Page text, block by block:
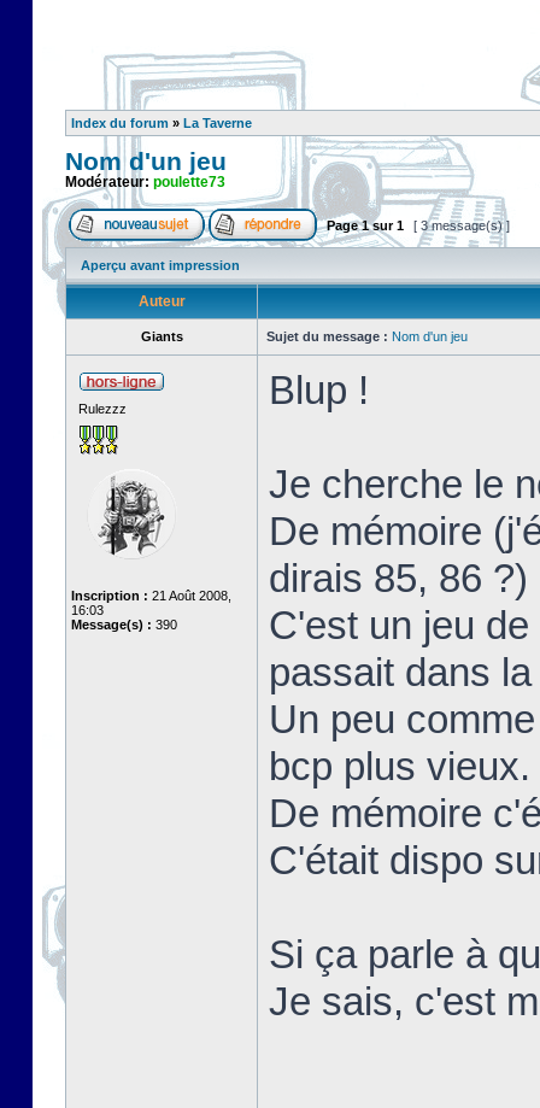
Index du forum » La Taverne
Nom d'un jeu
Modérateur: poulette73
Page1sur1 [ 3 message(s) ]
Aperçu avant impression
Auteur
Giants Sujet du message : Nom d'un jeu
Rulezzz
Inscription : 21 Août 2008,
16:03
Message(s) : 390
Blup !
Je cherche le
De mémoire
dirais 85, 86 ?)
C'est un jeu
passait dans
Un peu
bcp plus vieux.
De mémoire
C'était dispo
Si ça parle à
Je sais, c'est